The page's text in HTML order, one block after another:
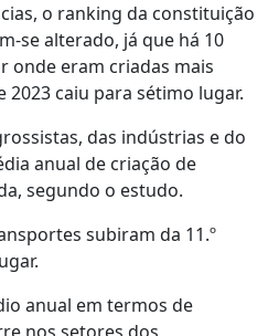
o ranking da constituição
se alterado, já que há 10
onde eram criadas mais
2023 caiu para sétimo lugar.
das indústrias e do
anual de criação de
segundo o estudo.
subiram da 11.º
anual em termos de